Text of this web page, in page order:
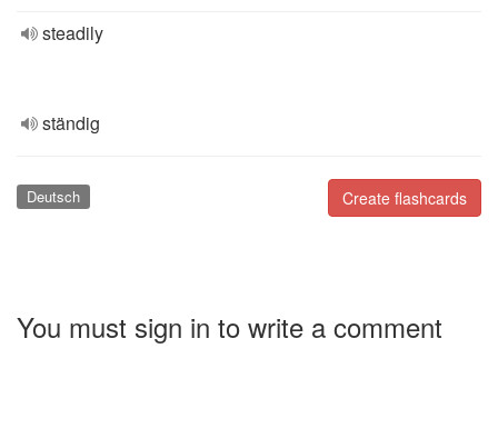
steadily
ständig
Create flashcards
Deutsch
You must sign in to write a comment